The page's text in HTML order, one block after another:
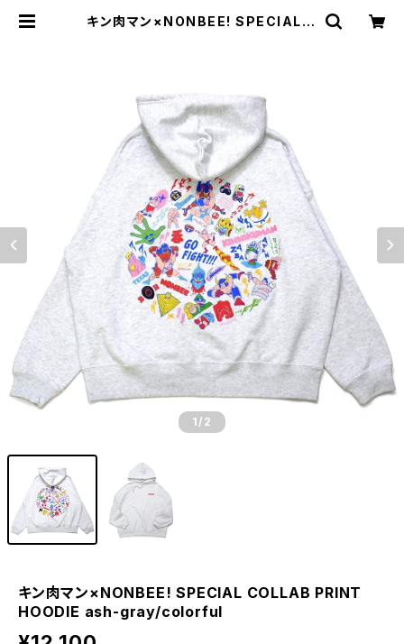
キン肉マン×NONBEE! SPECIAL C
1 /2
キン肉マン×NONBEE! SPECIAL COLLAB PRINT
HOODIE ash-gray/colorful